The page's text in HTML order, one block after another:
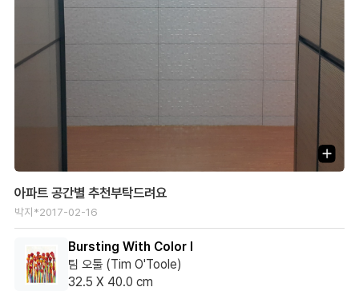
아파트 공간별 추천부탁드려요
박지*2017-02-16
Bursting With Color I
팀 오툴 (Tim O'Toole)
32.5 X 40.0 cm